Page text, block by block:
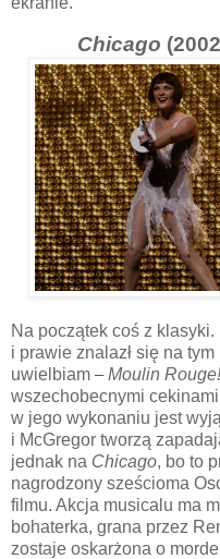
Chicago
Na początek coś z
i prawie znalazł się na
uwielbiam – Moulin
wszechobecnymi
w jego wykonaniu jest
i McGregor tworzą
jednak na Chicago, bo to
nagrodzony sześcioma
filmu. Akcja musicalu ma
bohaterka, grana przez
zostaje oskarżona o